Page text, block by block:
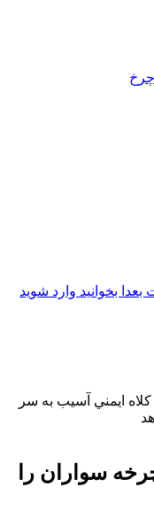
بخوانید وارد شوید
كلاه ايمني آسيب به سر
سواران را